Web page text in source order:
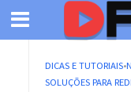
DICAS E TUTORIAIS•
SOLUÇÕES PARA